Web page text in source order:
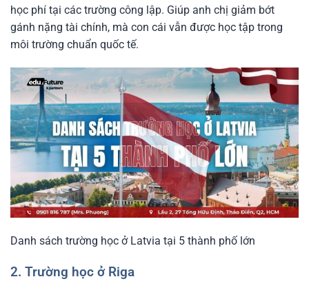
học phí tại các trường công lập. Giúp anh chị giảm bớt
gánh nặng tài chính, mà con cái vẫn được học tập trong
môi trường chuẩn quốc tế.
Danh sách trường học ở Latvia tại 5 thành phố lớn
2. Trường học ở Riga